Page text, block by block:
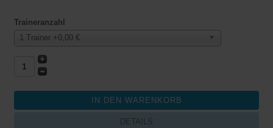
Traineranzahl
1 Trainer +0,00 €
DETAILS